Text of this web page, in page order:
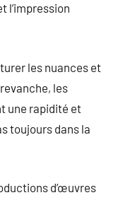
l’impression
les nuances et
les
une rapidité et
toujours dans la
d’œuvres